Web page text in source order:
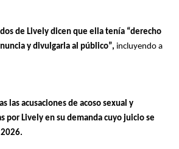
de Lively dicen que ella tenía “derecho
y divulgarla al público”, incluyendo a
las acusaciones de acoso sexual y
por Lively en su demanda cuyo juicio se